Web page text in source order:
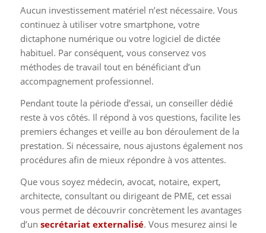
Aucun investissement matériel n’est nécessaire. Vous
continuez à utiliser votre smartphone, votre
dictaphone numérique ou votre logiciel de dictée
habituel. Par conséquent, vous conservez vos
méthodes de travail tout en bénéficiant d’un
accompagnement professionnel.
Pendant toute la période d’essai, un conseiller dédié
reste à vos côtés. Il répond à vos questions, facilite les
premiers échanges et veille au bon déroulement de la
prestation. Si nécessaire, nous ajustons également nos
procédures afin de mieux répondre à vos attentes.
Que vous soyez médecin, avocat, notaire, expert,
architecte, consultant ou dirigeant de PME, cet essai
vous permet de découvrir concrètement les avantages
d’un secrétariat externalisé. Vous mesurez ainsi le